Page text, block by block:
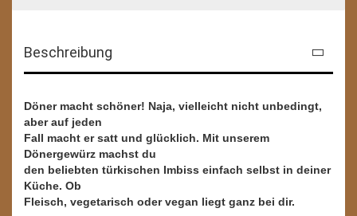
Beschreibung
Döner macht schöner! Naja, vielleicht nicht unbedingt,
aber auf jeden
Fall macht er satt und glücklich. Mit unserem
Dönergewürz machst du
den beliebten türkischen Imbiss einfach selbst in deiner
Küche. Ob
Fleisch, vegetarisch oder vegan liegt ganz bei dir.